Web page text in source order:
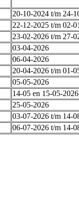
20-10-2024 t/m 24-
22-12-2025 t/m 02-
23-02-2026 t/m 27-
03-04-2026
06-04-2026
20-04-2026 t/m 01-
05-05-2026
14-05 en 15-05-2026
25-05-2026
03-07-2026 t/m 14-
06-07-2026 t/m 14-